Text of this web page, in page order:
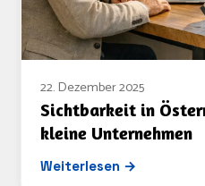
22. Dezember 2025
Sichtbarkeit in
kleine Unternehmen
Weiterlesen →